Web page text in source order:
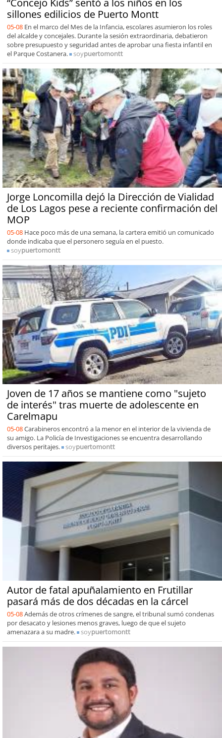
“Concejo Kids” sentó a los niños en los
sillones edilicios de Puerto Montt
05-08 En el marco del Mes de la Infancia, escolares asumieron los roles
del alcalde y concejales. Durante la sesión extraordinaria, debatieron
sobre presupuesto y seguridad antes de aprobar una fiesta infantil en
el Parque Costanera.
soypuertomontt
Jorge Loncomilla dejó la Dirección de Vialidad
de Los Lagos pese a reciente confirmación del
MOP
05-08 Hace poco más de una semana, la cartera emitió un comunicado
donde indicaba que el personero seguía en el puesto.
soypuertomontt
Joven de 17 años se mantiene como "sujeto
de interés" tras muerte de adolescente en
Carelmapu
05-08Carabineros encontró a la menor en el interior de la vivienda de
su amigo. La Policía de Investigaciones se encuentra desarrollando
diversos peritajes.
soypuertomontt
Autor de fatal apuñalamiento en Frutillar
pasará más de dos décadas en la cárcel
05-08Además de otros crímenes de sangre, el tribunal sumó condenas
por desacato y lesiones menos graves, luego de que el sujeto
amenazara a su madre.
soypuertomontt